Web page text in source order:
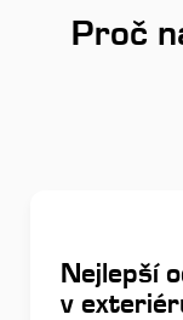
Proč
Nejlepší
v